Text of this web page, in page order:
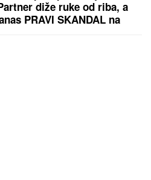
diže ruke od riba, a
PRAVI SKANDAL na